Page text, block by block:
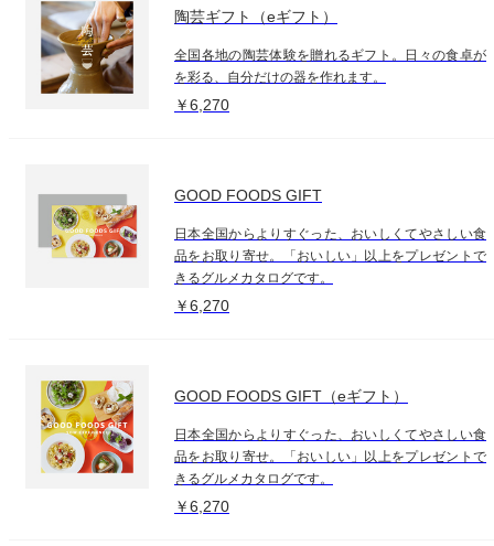
陶芸ギフト（eギフト）
全国各地の陶芸体験を贈れるギフト。日々の食卓が
を彩る、自分だけの器を作れます。
￥6,270
GOOD FOODS GIFT
日本全国からよりすぐった、おいしくてやさしい食
品をお取り寄せ。「おいしい」以上をプレゼントで
きるグルメカタログです。
￥6,270
GOOD FOODS GIFT（eギフト）
日本全国からよりすぐった、おいしくてやさしい食
品をお取り寄せ。「おいしい」以上をプレゼントで
きるグルメカタログです。
￥6,270